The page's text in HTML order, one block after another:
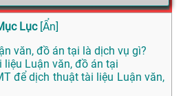
Lục [Ẩn]
văn, đồ án tại là dịch vụ gì?
liệu Luận văn, đồ án tại
để dịch thuật tài liệu Luận văn,